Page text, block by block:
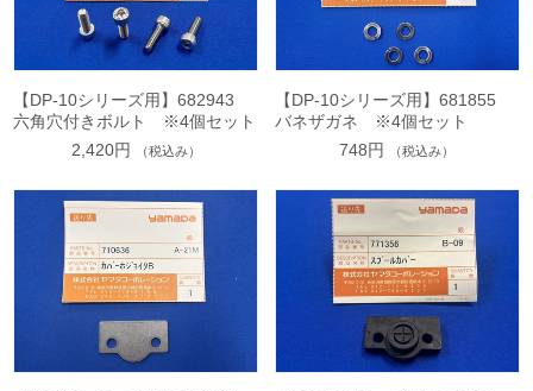
【DP-10シリーズ用】682943
六角穴付きボルト ※4個セット
2,420円
（税込み）
【DP-10シリーズ用】681855
バネザガネ ※4個セット
748円
（税込み）